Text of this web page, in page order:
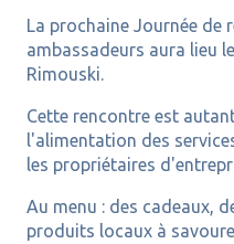
La prochaine Journée de
ambassadeurs aura lieu
Rimouski.
Cette rencontre est
l'alimentation des
les propriétaires
Au menu : des cadeaux,
produits locaux à